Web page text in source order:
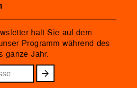
hält Sie auf dem
Programm während des
ganze Jahr.